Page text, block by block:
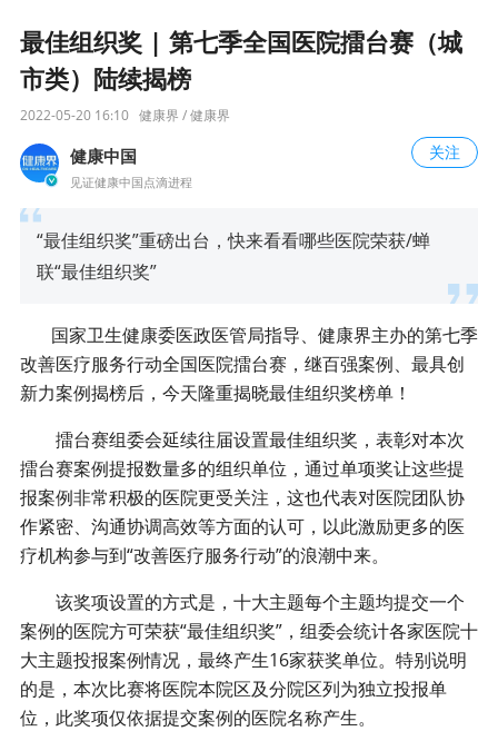
最佳组织奖 | 第七季全国医院擂台赛（城
市类）陆续揭榜
2022-05-20 16:10 健康界 / 健康界
健康中国
见证健康中国点滴进程
关注
“最佳组织奖”重磅出台，快来看看哪些医院荣获/蝉
联“最佳组织奖”
国家卫生健康委医政医管局指导、健康界主办的第七季
改善医疗服务行动全国医院擂台赛，继百强案例、最具创
新力案例揭榜后，今天隆重揭晓最佳组织奖榜单！
擂台赛组委会延续往届设置最佳组织奖，表彰对本次
擂台赛案例提报数量多的组织单位，通过单项奖让这些提
报案例非常积极的医院更受关注，这也代表对医院团队协
作紧密、沟通协调高效等方面的认可，以此激励更多的医
疗机构参与到“改善医疗服务行动”的浪潮中来。
该奖项设置的方式是，十大主题每个主题均提交一个
案例的医院方可荣获“最佳组织奖”，组委会统计各家医院十
大主题投报案例情况，最终产生16家获奖单位。特别说明
的是，本次比赛将医院本院区及分院区列为独立投报单
位，此奖项仅依据提交案例的医院名称产生。